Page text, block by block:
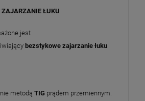
ZAJARZANIE ŁUKU
jest
bezstykowe zajarzanie łuku
metodą TIG prądem przemiennym.